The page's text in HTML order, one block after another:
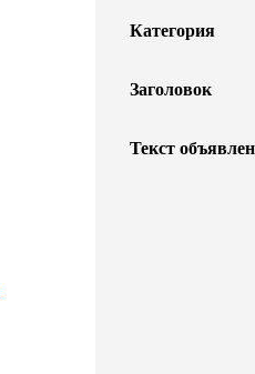
Категория
Заголовок
Текст